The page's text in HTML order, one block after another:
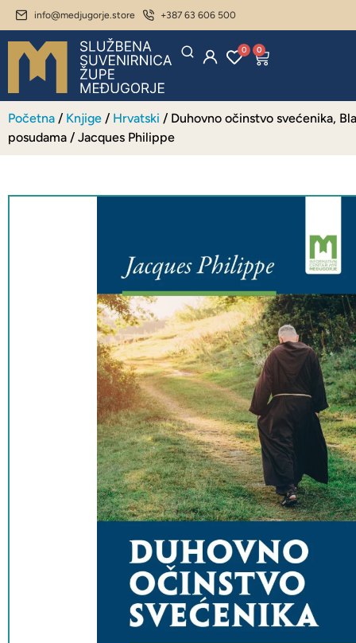
info@medjugorje.store +387 63 606 500
0 0
Početna / Knjige / Hrvatski / Duhovno očinstvo svećenika,
posudama / Jacques Philippe